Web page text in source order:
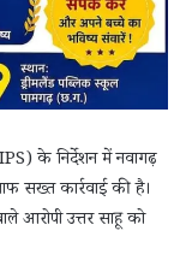
के निर्देशन में नवागढ़
सख्त कार्रवाई की है।
आरोपी उत्तर साहू को